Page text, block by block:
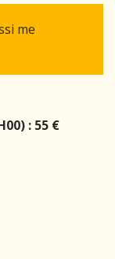
me
: 55 €